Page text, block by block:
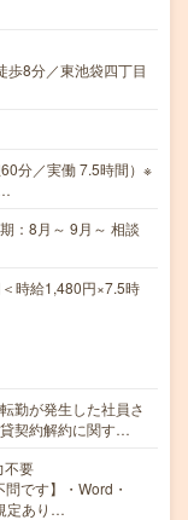
歩8分／東池袋四丁目
分／実働 7.5時間）※
：8月～ 9月～ 相談
時給1,480円×7.5時
勤が発生した社員さ
契約解約に関す…
不要
です】・Word・
定あり…